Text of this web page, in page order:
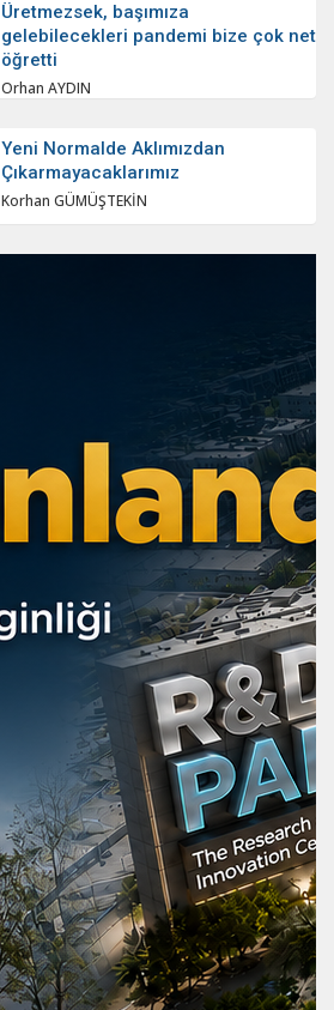
Üretmezsek, başımıza
gelebilecekleri pandemi bize çok net
öğretti
Orhan AYDIN
Yeni Normalde Aklımızdan
Çıkarmayacaklarımız
Korhan GÜMÜŞTEKİN